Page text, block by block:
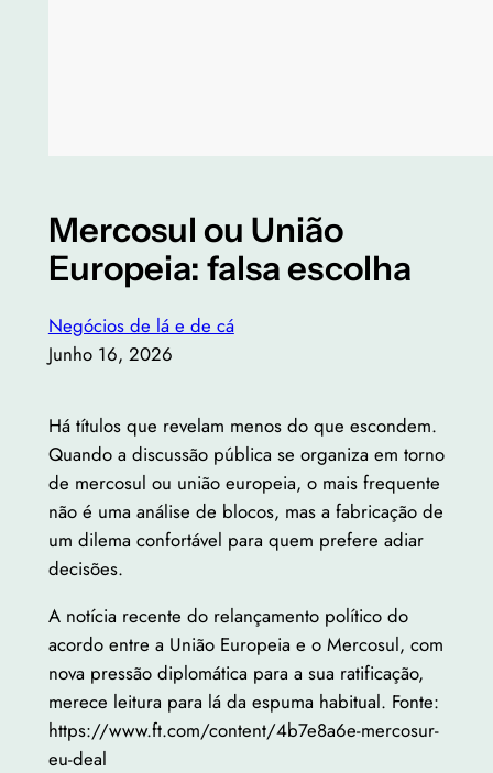
Mercosul ou União
Europeia: falsa escolha
Negócios de lá e de cá
Junho 16, 2026
Há títulos que revelam menos do que escondem.
Quando a discussão pública se organiza em torno
de mercosul ou união europeia, o mais frequente
não é uma análise de blocos, mas a fabricação de
um dilema confortável para quem prefere adiar
decisões.
A notícia recente do relançamento político do
acordo entre a União Europeia e o Mercosul, com
nova pressão diplomática para a sua ratificação,
merece leitura para lá da espuma habitual. Fonte:
https://www.ft.com/content/4b7e8a6e-mercosur-
eu-deal